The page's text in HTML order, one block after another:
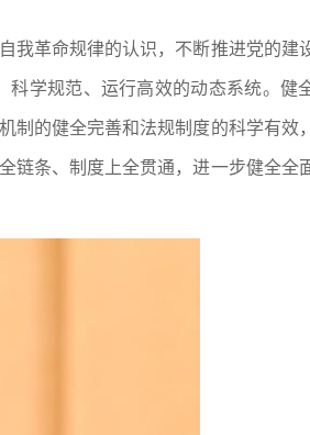
我革命规律的认识，不断推进党的建
学规范、运行高效的动态系统。健
制的健全完善和法规制度的科学有效
链条、制度上全贯通，进一步健全全